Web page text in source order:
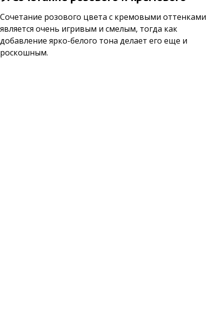
Сочетание розового цвета с кремовыми оттенками
является очень игривым и смелым, тогда как
добавление ярко-белого тона делает его еще и
роскошным.